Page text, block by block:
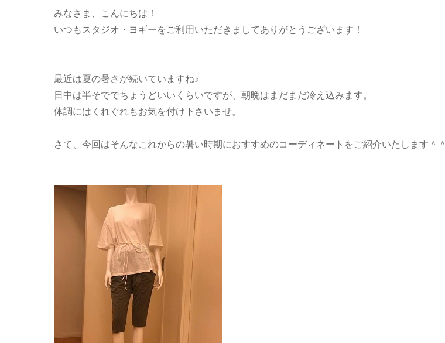
みなさま、こんにちは！
いつもスタジオ・ヨギーをご利用いただきましてありがとうございます！
最近は夏の暑さが続いていますね♪
日中は半そででちょうどいいくらいですが、朝晩はまだまだ冷え込みます。
体調にはくれぐれもお気を付け下さいませ。
さて、今回はそんなこれからの暑い時期におすすめのコーディネートをご紹介いたします＾＾